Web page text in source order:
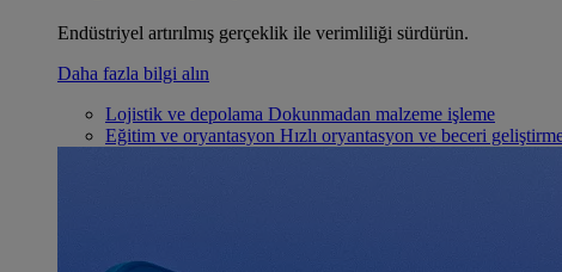
Endüstriyel artırılmış gerçeklik ile verimliliği sürdürün.
Daha fazla bilgi alın
Lojistik ve depolama Dokunmadan malzeme işleme
Eğitim ve oryantasyon Hızlı oryantasyon ve beceri